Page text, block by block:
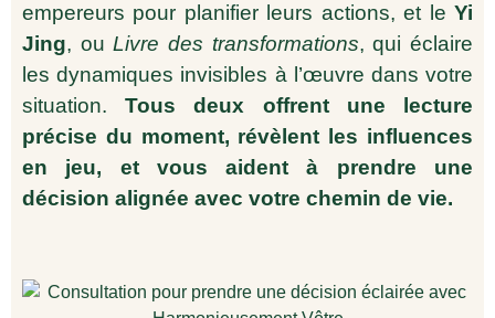
empereurs pour planifier leurs actions, et le Yi
Jing, ouLivre des transformations, qui éclaire
les dynamiques invisibles à l’œuvre dans votre
situation.Tous deux offrent une lecture
précise du moment, révèlent les influences
en jeu, et vous aident à prendre une
décision alignée avec votre chemin de vie.